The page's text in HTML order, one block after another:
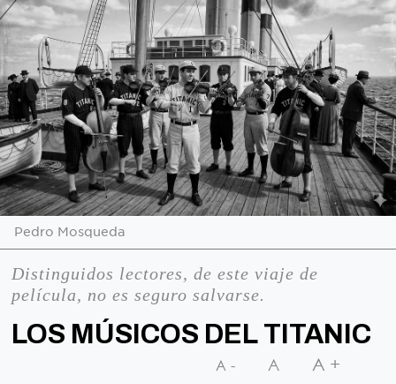
Pedro Mosqueda
Distinguidos lectores, de este viaje de
película, no es seguro salvarse.
LOS MÚSICOS DEL TITANIC
A- A A+